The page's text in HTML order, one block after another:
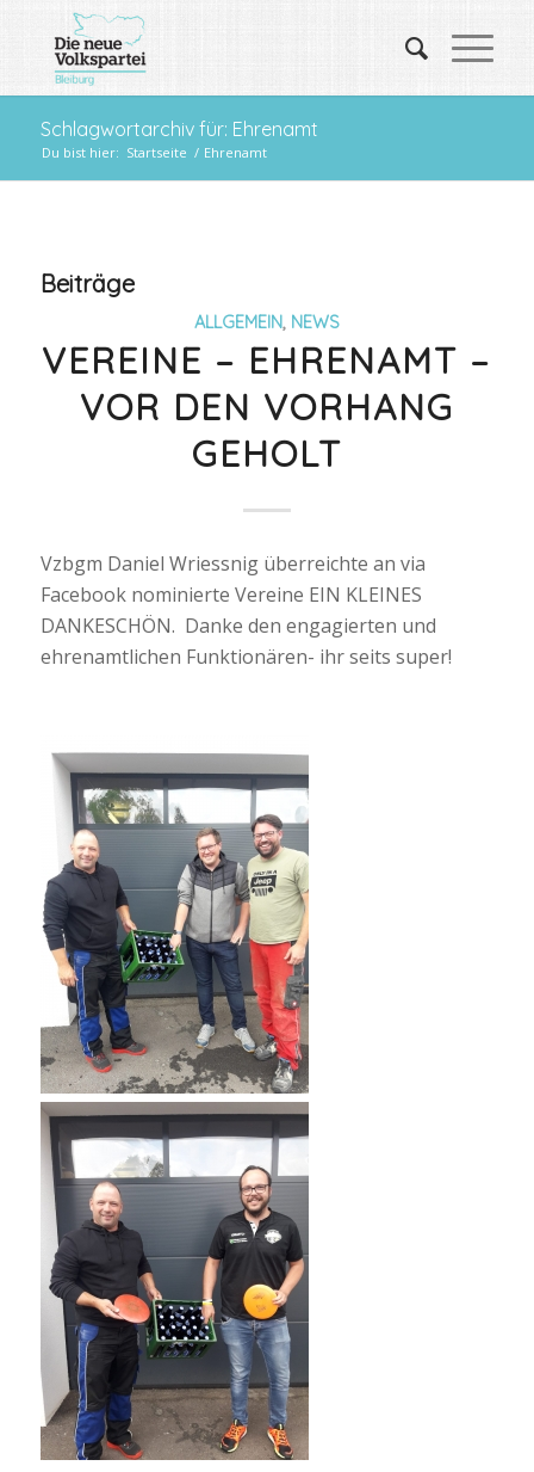
Schlagwortarchiv für: Ehrenamt
Du bist hier: Startseite / Ehrenamt
Beiträge
ALLGEMEIN, NEWS
VEREINE – EHRENAMT –
VOR DEN VORHANG
GEHOLT
Vzbgm Daniel Wriessnig überreichte an via
Facebook nominierte Vereine EIN KLEINES
DANKESCHÖN. Danke den engagierten und
ehrenamtlichen Funktionären- ihr seits super!